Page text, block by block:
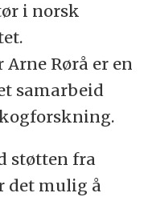
i norsk
Rørå er en
samarbeid
støtten fra
det mulig å